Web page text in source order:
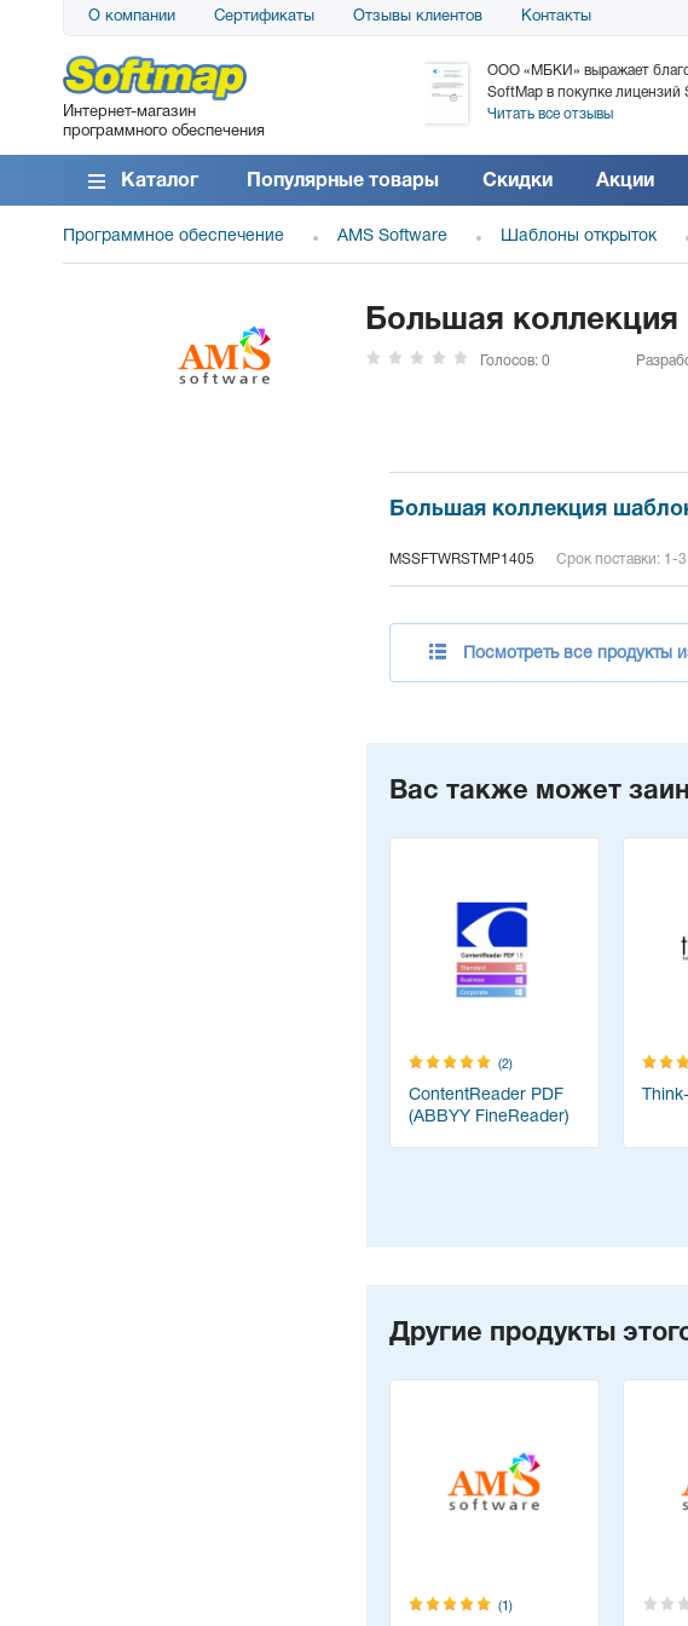
О компании Сертификаты Отзывы клиентов Контакты
Интернет-магазин
программного обеспечения
АО «АТС» благодарит компанию SoftMap за
поставку программного обеспечения SolarWinds
DameWare...
Читать все отзывы
ООО «МБКИ» выражает
SoftMap в покупке лицензий
Читать все отзывы
Каталог Популярные товары Скидки Акции
Программное обеспечение AMS Software Шаблоны открыток
Большая
Голосов: 0
Большая коллекция
MSSFTWRSTMP1405 Срок поставки: 1-
Посмотреть все продукты
Вас также может
(2)
ContentReader PDF
(ABBYY FineReader)
Другие продукты
(1)